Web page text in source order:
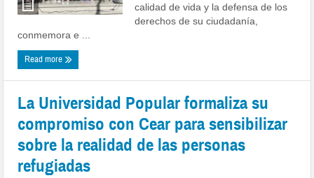
calidad de vida y la defensa de los
derechos de su ciudadanía,
conmemora e ...
Read more
La Universidad Popular formaliza su
compromiso con Cear para sensibilizar
sobre la realidad de las personas
refugiadas